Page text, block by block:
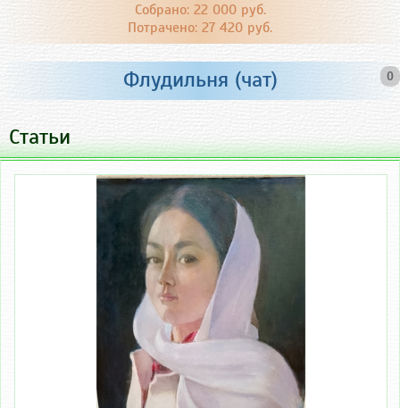
Собрано: 22 000 руб.
Потрачено: 27 420 руб.
0
Флудильня (чат)
Статьи